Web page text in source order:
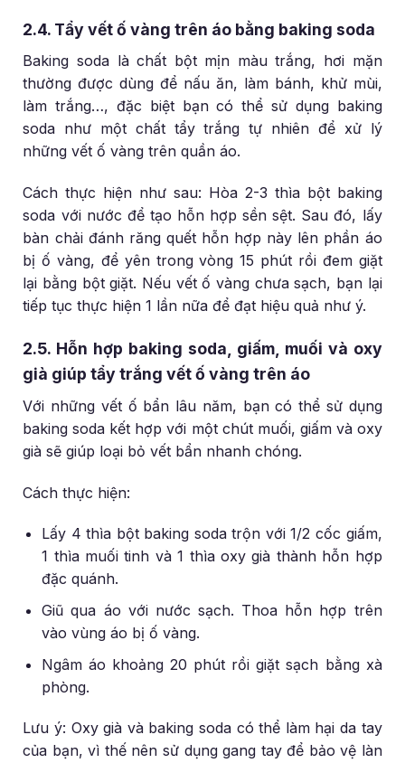
2.4. Tẩy vết ố vàng trên áo bằng baking soda
Baking soda là chất bột mịn màu trắng, hơi mặn
thường được dùng để nấu ăn, làm bánh, khử mùi,
làm trắng…, đặc biệt bạn có thể sử dụng baking
soda như một chất tẩy trắng tự nhiên để xử lý
những vết ố vàng trên quần áo.
Cách thực hiện như sau: Hòa 2-3 thìa bột baking
soda với nước để tạo hỗn hợp sền sệt. Sau đó, lấy
bàn chải đánh răng quết hỗn hợp này lên phần áo
bị ố vàng, để yên trong vòng 15 phút rồi đem giặt
lại bằng bột giặt. Nếu vết ố vàng chưa sạch, bạn lại
tiếp tục thực hiện 1 lần nữa để đạt hiệu quả như ý.
2.5. Hỗn hợp baking soda, giấm, muối và oxy
già giúp tẩy trắng vết ố vàng trên áo
Với những vết ố bẩn lâu năm, bạn có thể sử dụng
baking soda kết hợp với một chút muối, giấm và oxy
già sẽ giúp loại bỏ vết bẩn nhanh chóng.
Cách thực hiện:
Lấy 4 thìa bột baking soda trộn với 1/2 cốc giấm,
1 thìa muối tinh và 1 thìa oxy già thành hỗn hợp
đặc quánh.
Giũ qua áo với nước sạch. Thoa hỗn hợp trên
vào vùng áo bị ố vàng.
Ngâm áo khoảng 20 phút rồi giặt sạch bằng xà
phòng.
Lưu ý: Oxy già và baking soda có thể làm hại da tay
của bạn, vì thế nên sử dụng gang tay để bảo vệ làn